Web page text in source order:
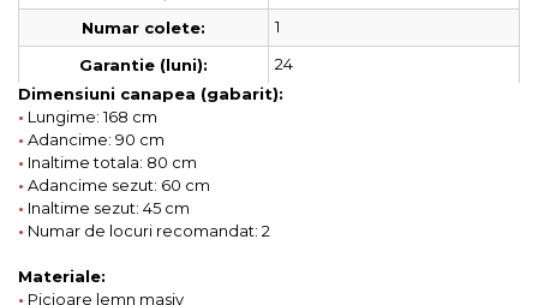
Numar colete:
1
Garantie (luni):
24
Dimensiuni canapea (gabarit):
• Lungime: 168 cm
• Adancime: 90 cm
• Inaltime totala: 80 cm
• Adancime sezut: 60 cm
• Inaltime sezut: 45 cm
• Numar de locuri recomandat: 2
Materiale:
• Picioare lemn masiv